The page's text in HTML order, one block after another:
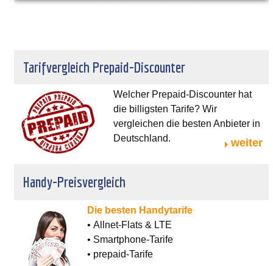
Tarifvergleich Prepaid-Discounter
Welcher Prepaid-Discounter hat
die billigsten Tarife? Wir
vergleichen die besten Anbieter in
Deutschland.
weiter
Handy-Preisvergleich
Die besten Handytarife
• Allnet-Flats & LTE
• Smartphone-Tarife
• prepaid-Tarife